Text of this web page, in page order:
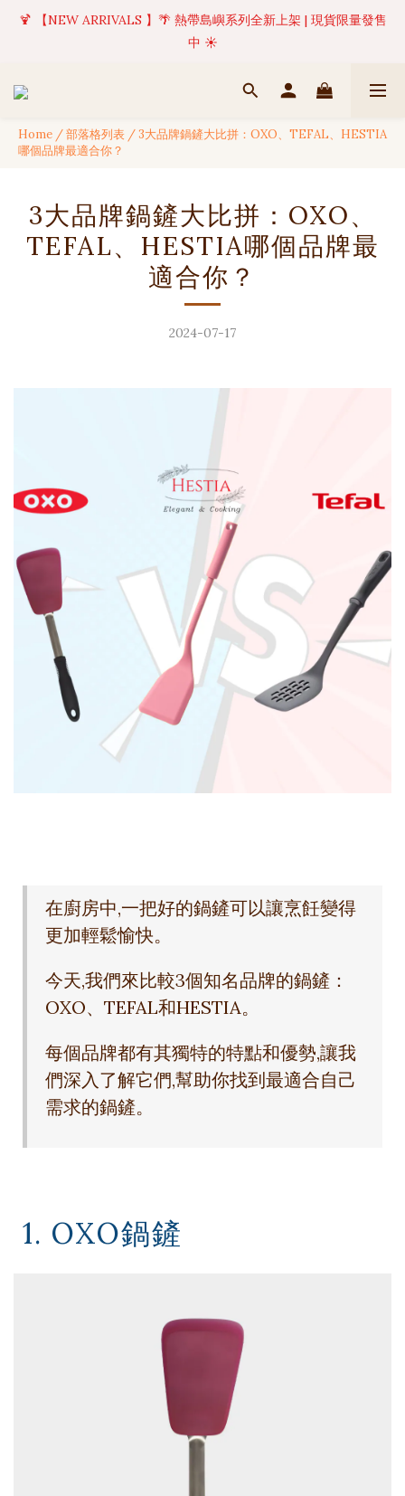
✦ 美好值得等待 | 現貨商品將於訂單成立後1-5個工作天內(不含例
假日)完成出貨 🚚
🍹 【NEW ARRIVALS 】🌴 熱帶島嶼系列全新上架 | 現貨限量發售
中 ☀️
✦ 美好值得等待 | 現貨商品將於訂單成立後1-5個工作天內(不含例
Home /部落格列表 /3大品牌鍋鏟大比拼：OXO、TEFAL、HESTIA
哪個品牌最適合你？
3大品牌鍋鏟大比拼：OXO、
TEFAL、HESTIA哪個品牌最
適合你？
2024-07-17
在廚房中,一把好的鍋鏟可以讓烹飪變得
更加輕鬆愉快。
今天,我們來比較3個知名品牌的鍋鏟：
OXO、TEFAL和HESTIA。
每個品牌都有其獨特的特點和優勢,讓我
們深入了解它們,幫助你找到最適合自己
需求的鍋鏟。
1. OXO鍋鏟